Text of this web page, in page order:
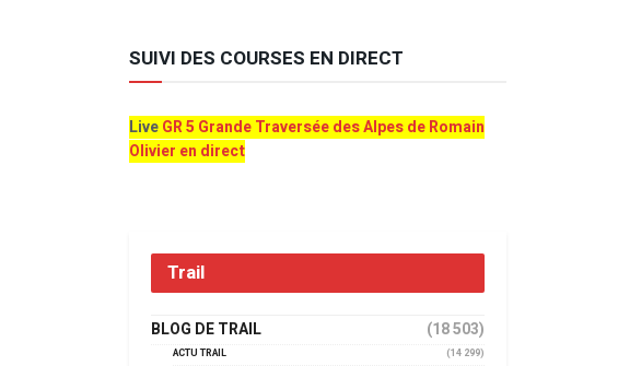
SUIVI DES COURSES EN DIRECT
LiveGR 5 Grande Traversée des Alpes de Romain
Olivier en direct
Trail
BLOG DE TRAIL (18 503)
ACTU TRAIL
(14 299)